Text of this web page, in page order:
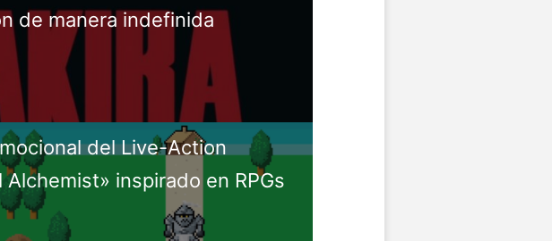
de manera indefinida
del Live-Action
Alchemist» inspirado en RPGs